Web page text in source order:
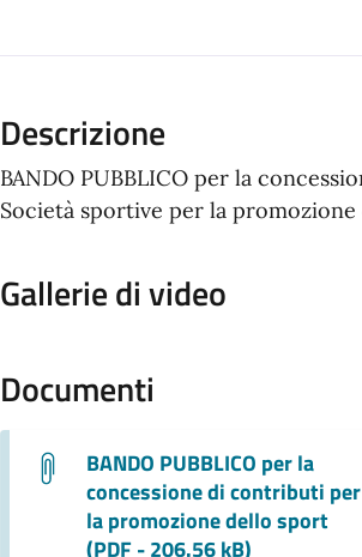
Descrizione
BANDO PUBBLICO per la
Società sportive per la
Gallerie di video
Documenti
BANDO PUBBLICO per la
concessione di contributi per
la promozione dello sport
(PDF - 206.56 kB)